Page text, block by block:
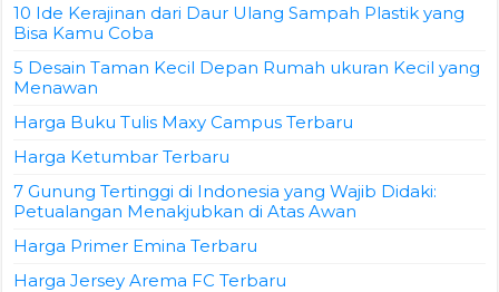
10 Ide Kerajinan dari Daur Ulang Sampah Plastik yang
Bisa Kamu Coba
5 Desain Taman Kecil Depan Rumah ukuran Kecil yang
Menawan
Harga Buku Tulis Maxy Campus Terbaru
Harga Ketumbar Terbaru
7 Gunung Tertinggi di Indonesia yang Wajib Didaki:
Petualangan Menakjubkan di Atas Awan
Harga Primer Emina Terbaru
Harga Jersey Arema FC Terbaru